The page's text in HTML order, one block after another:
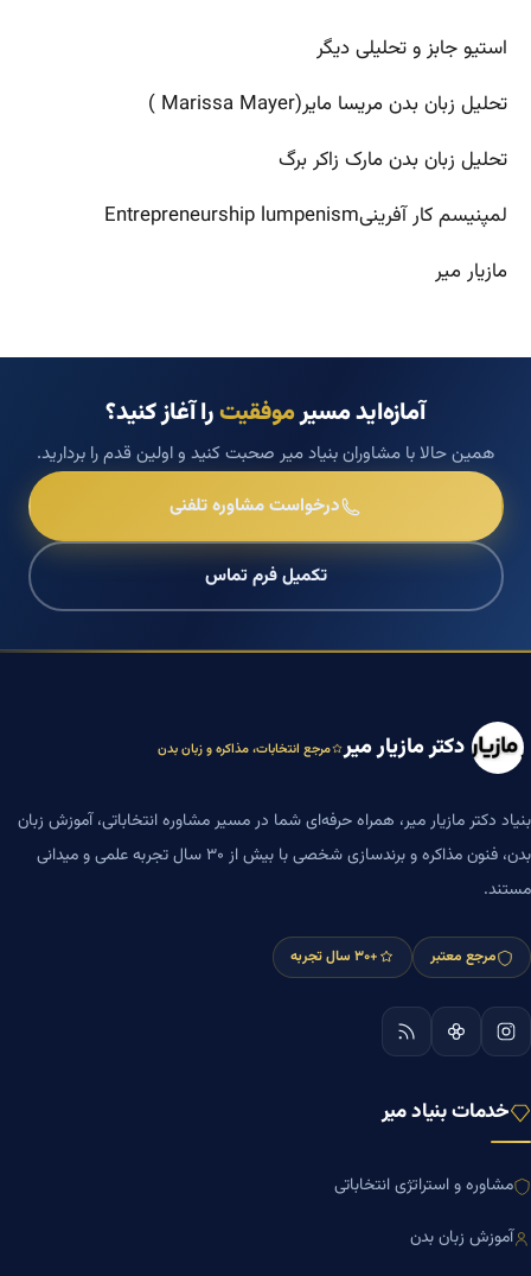
استیو جابز و تحلیلی دیگر
تحلیل زبان بدن مریسا مایر(Marissa Mayer )
تحلیل زبان بدن مارک زاکر برگ
لمپنیسم کار آفرینیEntrepreneurship lumpenism
مازیار میر
آمازه‌اید مسیرموفقیترا آغاز کنید؟
همین حالا با مشاوران بنیاد میر صحبت کنید و اولین قدم را بردارید.
درخواست مشاوره تلفنی
تکمیل فرم تماس
دکتر مازیار میر مرجع انتخابات، مذاکره و زبان بدن
بنیاد دکتر مازیار میر، همراه حرفه‌ای شما در مسیر مشاوره انتخاباتی، آموزش زبان
بدن، فنون مذاکره و برندسازی شخصی با بیش از ۳۰ سال تجربه علمی و میدانی
مستند.
مرجع معتبر +۳۰ سال تجربه
خدمات بنیاد میر
مشاوره و استراتژی انتخاباتی
آموزش زبان بدن